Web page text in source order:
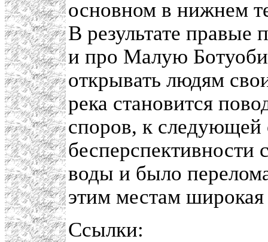
основном в нижнем
В результате
и про Малую
открывать людям
река становится
споров, к следующей
бесперспективности
воды и было
этим местам широкая
Ссылки: